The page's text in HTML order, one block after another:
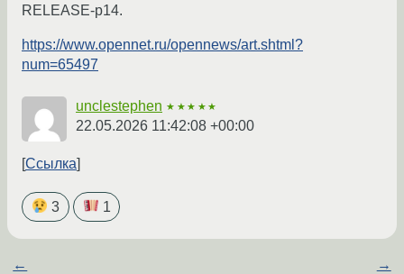
RELEASE-p14.
https://www.opennet.ru/opennews/art.shtml?
num=65497
unclestephen ★★★★★
22.05.2026 11:42:08 +00:00
Ссылка
3 1
← →